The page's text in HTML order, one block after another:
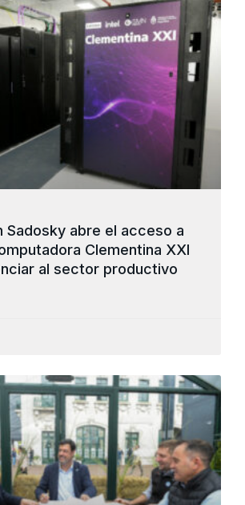
Sadosky abre el acceso a
Clementina XXI
al sector productivo